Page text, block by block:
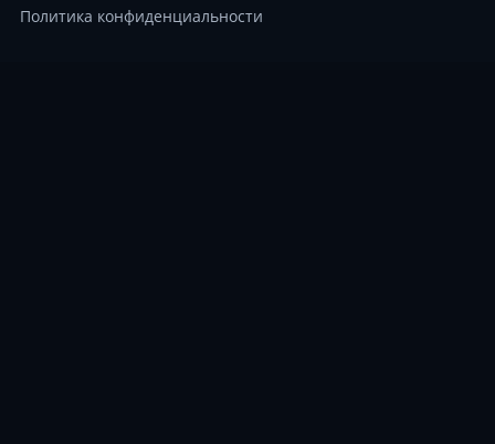
Политика конфиденциальности